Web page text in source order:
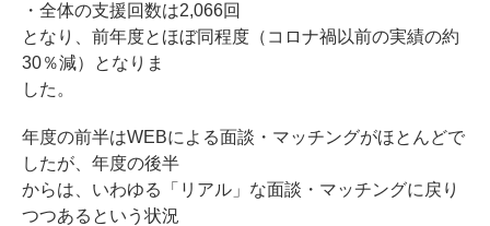
・全体の支援回数は2,066回
となり、前年度とほぼ同程度（コロナ禍以前の実績の約
30％減）となりま
した。
年度の前半はWEBによる面談・マッチングがほとんどで
したが、年度の後半
からは、いわゆる「リアル」な面談・マッチングに戻り
つつあるという状況